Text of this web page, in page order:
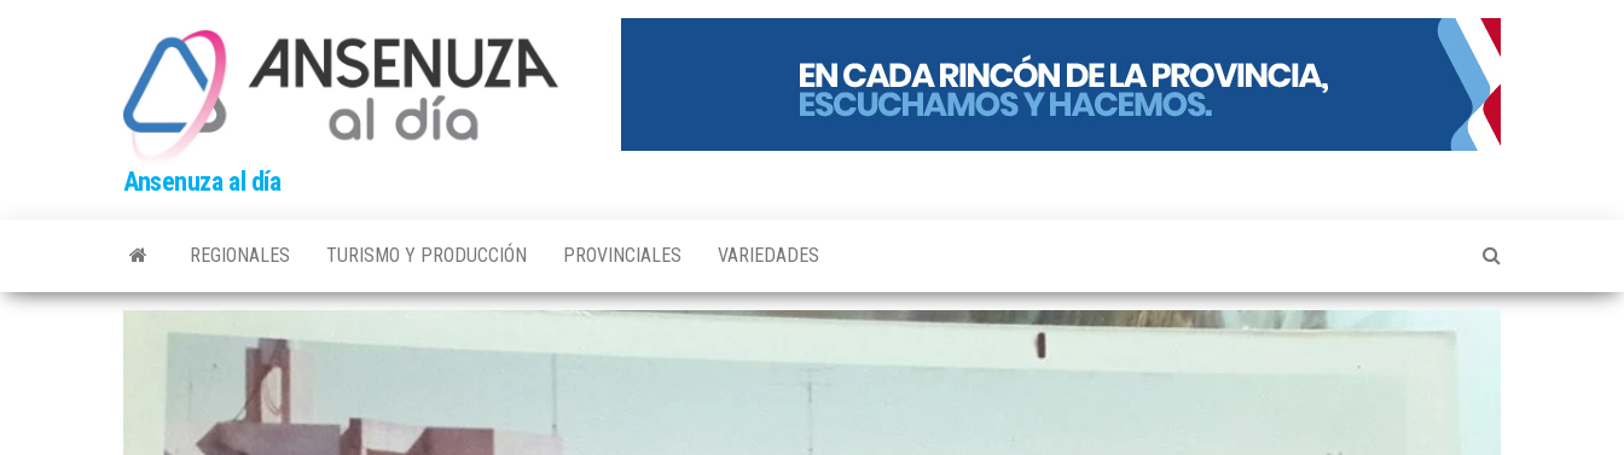
Ansenuza al día
REGIONALES TURISMO Y PRODUCCIÓN PROVINCIALES VARIEDADES